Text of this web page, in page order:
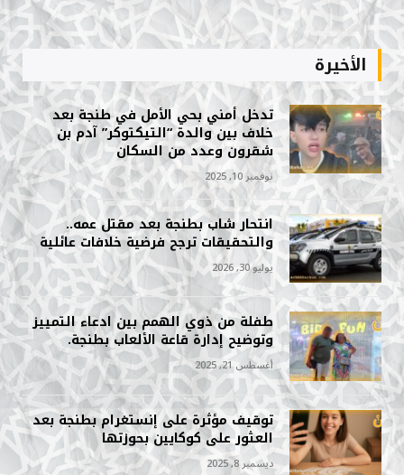
الأخيرة
تدخل أمني بحي الأمل في طنجة بعد
خلاف بين والدة “التيكتوكر” آدم بن
شقرون وعدد من السكان
نوفمبر 10, 2025
انتحار شاب بطنجة بعد مقتل عمه..
والتحقيقات ترجح فرضية خلافات عائلية
يوليو 30, 2026
طفلة من ذوي الهمم بين ادعاء التمييز
وتوضيح إدارة قاعة الألعاب بطنجة.
أغسطس 21, 2025
توقيف مؤثرة على إنستغرام بطنجة بعد
العثور على كوكايين بحوزتها
ديسمبر 8, 2025